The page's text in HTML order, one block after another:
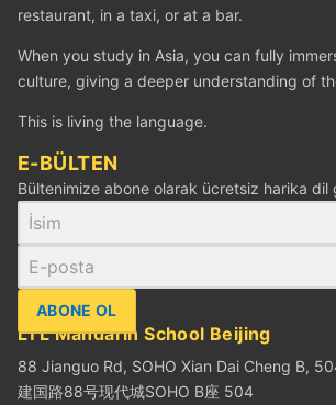
restaurant, in a taxi, or at a bar.
When you study in Asia, you can fully
culture, giving a deeper understanding of
This is living the language.
E-BÜLTEN
Bültenimize abone olarak ücretsiz harika dil
ABONE OL
LTL Mandarin School Beijing
88 Jianguo Rd, SOHO Xian Dai Cheng B,
建国路88号现代城SOHO B座 504